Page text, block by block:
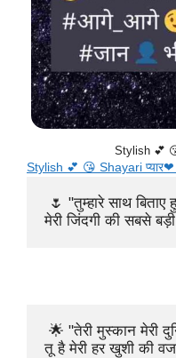
Stylish 💕
Stylish 💕 😘 Shayari
🌷 "तुम्हारे साथ बिताए
मेरी जिंदगी की सबसे
🌟 "तेरी मुस्कान मेरी
तू है मेरी हर खुशी की